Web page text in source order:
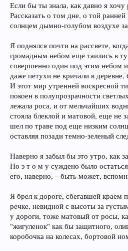
Если бы ты знала, как давно я хочу
Рассказать о том дне, о той
солнцем дымно-голубом воздухе
Я поднялся почти на рассвете,
громадным небом еще таились в
совершенно один под этим небом
даже петухи не кричали в
И этот мир утренней воскресной
покоен в полупрозрачности
лежала роса, и от мельчайших
стояла блеклой и матовой, еще не
шел по траве под еще низким
оставляя позади темно-зеленый
Наверно я забыл бы это утро, как
Но э т о м у суждено было
его, наверно, – быть может,
Я брел к дороге, сбегавшей краем
речке, невидной с высоты за
у дороги, тоже матовый от росы,
"жигуленок" как бы защитного,
коробочка на колесах, бортовой